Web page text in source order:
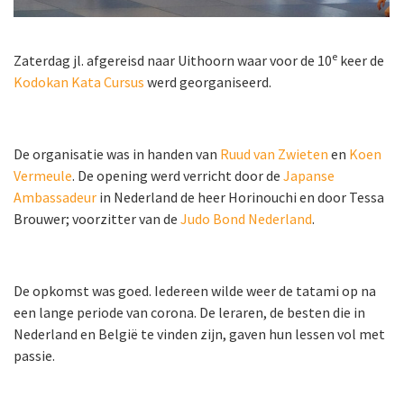
Zaterdag jl. afgereisd naar Uithoorn waar voor de 10e keer de
Kodokan Kata Cursus werd georganiseerd.
De organisatie was in handen van Ruud van Zwieten en Koen
Vermeule. De opening werd verricht door de Japanse
Ambassadeur in Nederland de heer Horinouchi en door Tessa
Brouwer; voorzitter van de Judo Bond Nederland.
De opkomst was goed. Iedereen wilde weer de tatami op na
een lange periode van corona. De leraren, de besten die in
Nederland en België te vinden zijn, gaven hun lessen vol met
passie.